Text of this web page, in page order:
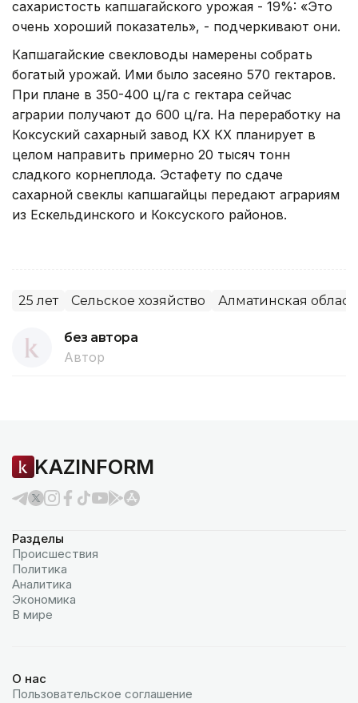
сахаристость капшагайского урожая - 19%: «Это
очень хороший показатель», - подчеркивают они.
Капшагайские свекловоды намерены собрать
богатый урожай. Ими было засеяно 570 гектаров.
При плане в 350-400 ц/га с гектара сейчас
аграрии получают до 600 ц/га. На переработку на
Коксуский сахарный завод КХ КХ планирует в
целом направить примерно 20 тысяч тонн
сладкого корнеплода. Эстафету по сдаче
сахарной свеклы капшагайцы передают аграриям
из Ескельдинского и Коксуского районов.
25 лет Сельское хозяйство Алматинская
без автора
Автор
KAZINFORM
Разделы
Происшествия
Политика
Аналитика
Экономика
В мире
О нас
Пользовательское соглашение